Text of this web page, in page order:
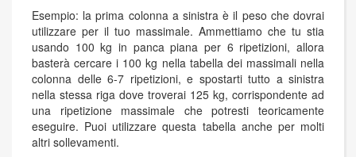
Esempio: la prima colonna a sinistra è il peso che dovrai
utilizzare per il tuo massimale. Ammettiamo che tu stia
usando 100 kg in panca piana per 6 ripetizioni, allora
basterà cercare i 100 kg nella tabella dei massimali nella
colonna delle 6-7 ripetizioni, e spostarti tutto a sinistra
nella stessa riga dove troverai 125 kg, corrispondente ad
una ripetizione massimale che potresti teoricamente
eseguire. Puoi utilizzare questa tabella anche per molti
altri sollevamenti.